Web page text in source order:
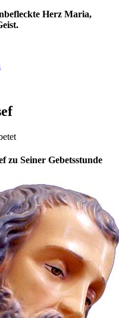
Herz Maria,
zu Seiner Gebetsstunde